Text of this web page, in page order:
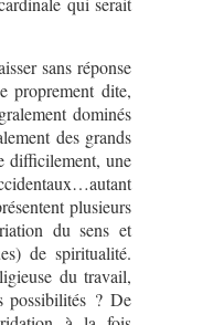
sans réponse
proprement dite,
dominés
des grands
difficilement, une
plusieurs
du sens et
de spiritualité.
du travail,
possibilités ? De